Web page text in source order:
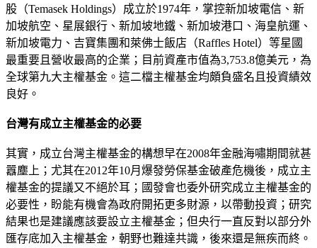
股（Temasek Holdings）成立於1974年，掌控新加坡電信、新
加坡航空、星展銀行、新加坡地鐵、新加坡港口、海皇航運、
新加坡電力、吉寶集團和萊佛士飯店（Raffles Hotel）等星國
最重要且營收最高的企業；目前資產市值為3,753.8億美元，為
全球第九大主權基金。這二檔主權基金均頗負盛名且投資績效
良好。
台灣有成立主權基金的必要
其實，成立台灣主權基金的構想早在2008年金融海嘯期間就甚
囂塵上；尤其在2012年10月爆發勞保基金破產危機後，成立主
權基金的提議又不絕於耳；國發會也委外研究成立主權基金的
必要性，盼能有機會為政府開拓更多財源，以帶動投資；研究
結果也是建議應該要設立主權基金；但央行一直反對以部分外
匯存底加入主權基金，朝野也難達共識，後來還是無疾而終。